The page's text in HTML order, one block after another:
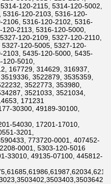
120-2115, 5314-120-5002,
120-2103, 5316-120-
5316-120-2102, 5316-
2113, 5316-120-5000,
120-2109, 5327-120-2110,
120-5005, 5327-120-
5435-120-5000, 5435-
5010,
167729, 314629, 316937,
3522879, 3535359,
3522773, 353980,
3521033, 3521034,
171231
30300, 49189-30100,
54030, 17201-17010,
3201,
773720-0001, 407452-
0001, 5303-120-5016
33010, 49135-07100, 445812-